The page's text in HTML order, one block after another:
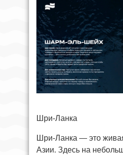
Шри-Ланка
Шри-Ланка — это
Азии. Здесь на